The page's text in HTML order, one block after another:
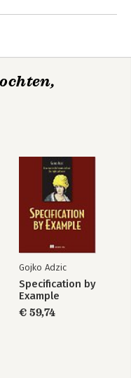
Buijze
Gojko Adzic
Specification by
Example
€ 59,74